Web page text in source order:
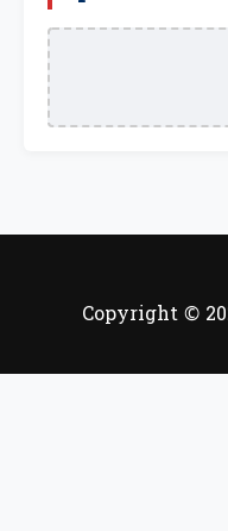
Copyright ©